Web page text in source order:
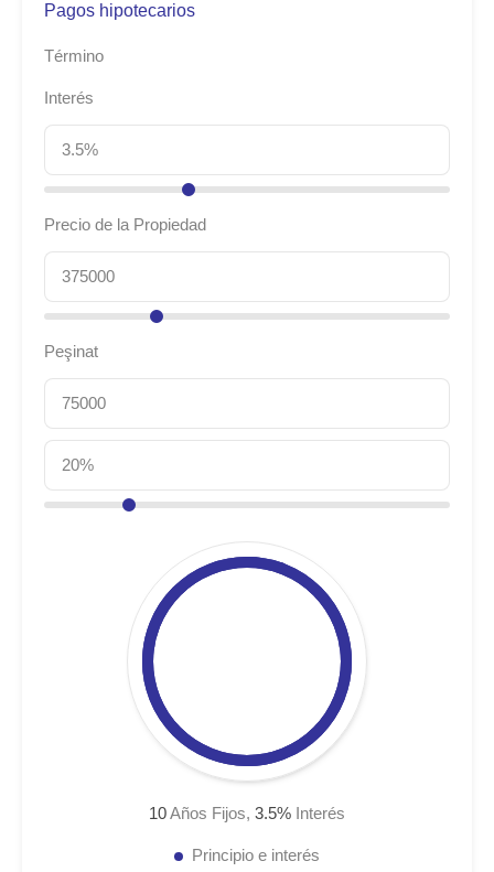
Pagos hipotecarios
Término
Interés
Precio de la Propiedad
Peşinat
10Años Fijos, 3.5% Interés
Principio e interés